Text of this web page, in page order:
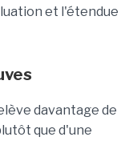
et l'étendue
davantage de
que d'une